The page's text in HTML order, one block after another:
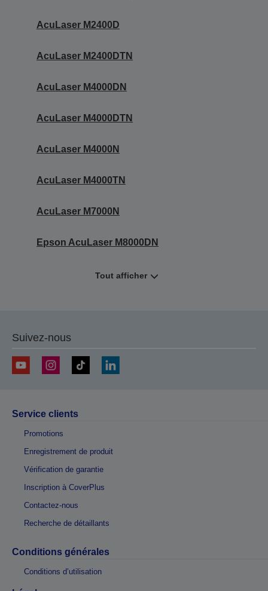
AcuLaser M2400D
AcuLaser M2400DTN
AcuLaser M4000DN
AcuLaser M4000DTN
AcuLaser M4000N
AcuLaser M4000TN
AcuLaser M7000N
Epson AcuLaser M8000DN
Tout afficher
Suivez-nous
Service clients
Promotions
Enregistrement de produit
Vérification de garantie
Inscription à CoverPlus
Contactez-nous
Recherche de détaillants
Conditions générales
Conditions d’utilisation